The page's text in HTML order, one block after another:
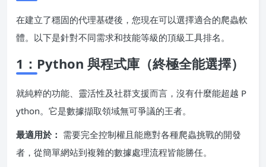
在建立了穩固的代理基礎後，您現在可以選擇適合的爬蟲軟
體。以下是針對不同需求和技能等級的頂級工具排名。
1：Python 與程式庫（終極全能選擇）
就純粹的功能、靈活性及社群支援而言，沒有什麼能超越 P
ython。它是數據擷取領域無可爭議的王者。
最適用於： 需要完全控制權且能應對各種爬蟲挑戰的開發
者，從簡單網站到複雜的數據處理流程皆能勝任。